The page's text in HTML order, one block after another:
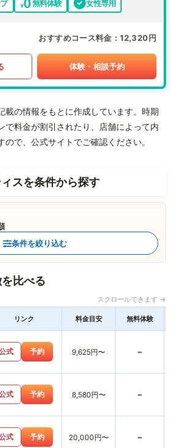
無料体験 女性専用
おすすめコース料金 12,320円
体験・相談予約
載の情報をもとに作成しています。時期
で料金が割引されたり、店舗によって内
で、公式サイトでご確認ください。
スを条件から探す
条件を絞り込む
比べる
スクロールできます →
リンク 料金目安 無料体験
式 予約 9,625円〜 -
式 予約 8,580円〜 -
式 予約 20,000円〜 -